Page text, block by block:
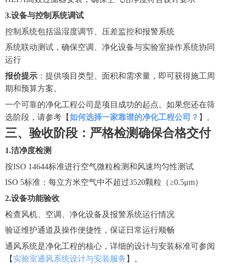
3.设备与控制系统调试
控制系统包括温湿度调节、压差监控和报警系统
系统联动测试，确保空调、净化设备与实验室操作系统协同
运行
报价提示 ：提供项目类型、面积和需求量，即可获得施工周
期和预算方案。
一个可靠的净化工程公司是项目成功的起点。如果您还在筛
选阶段，请参考【如何选择一家靠谱的净化工程公司？ 】 。
三、验收阶段：严格检测确保合格交付
1.洁净度检测
按ISO 14644标准进行空气微粒检测和风速均匀性测试
ISO 5标准：每立方米空气中不超过3520颗粒（≥0.5μm）
2.设备功能验收
检查风机、空调、净化设备及报警系统运行情况
验证维护通道及操作便捷性，保证日常运行顺畅
通风系统是净化工程的核心，详细的设计与安装标准可参阅
【 实验室通风系统设计与安装服务 】。